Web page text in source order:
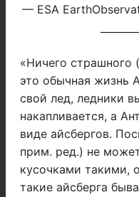
— ESA
«Ничего страшного
это обычная жизнь
свой лед, ледники
накапливается, а
виде айсбергов.
прим. ред.) не
кусочками такими,
такие айсберга